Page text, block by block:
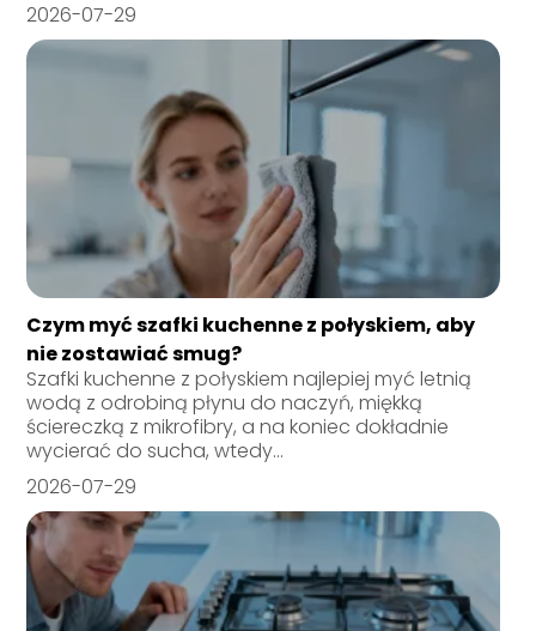
2026-07-29
Czym myć szafki kuchenne z połyskiem, aby
nie zostawiać smug?
Szafki kuchenne z połyskiem najlepiej myć letnią
wodą z odrobiną płynu do naczyń, miękką
ściereczką z mikrofibry, a na koniec dokładnie
wycierać do sucha, wtedy...
2026-07-29